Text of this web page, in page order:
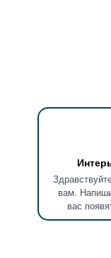
вам.
вас